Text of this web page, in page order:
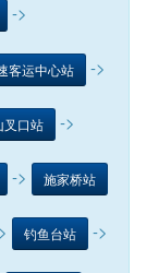
->
客运中心站 ->
叉口站 ->
-> 施家桥站
钓鱼台站 ->